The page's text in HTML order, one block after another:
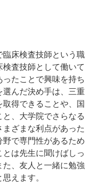
床検査技師という職
査技師として働いて
たことで興味を持ち
選んだ決め手は、三重
得できることや、国
、大学院でさらなる
ざまな利点があった
で専門性があるため
は先生に聞けばしっ
、友人と一緒に勉強
えます。